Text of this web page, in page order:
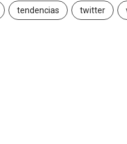
tendencias twitter